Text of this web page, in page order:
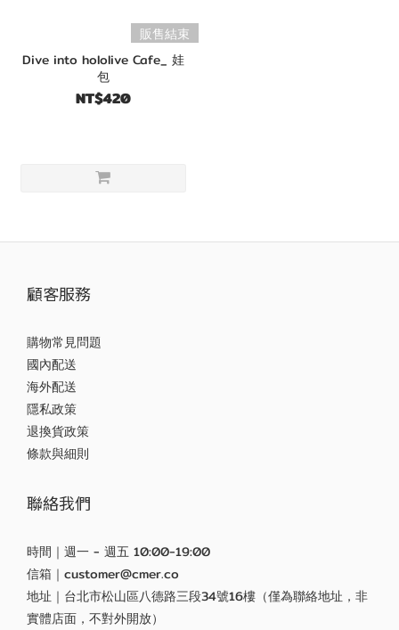
販售結束
Dive into hololive Cafe_ 娃
包
NT$420
顧客服務
購物常見問題
國內配送
海外配送
隱私政策
退換貨政策
條款與細則
聯絡我們
時間｜週一 - 週五 10:00-19:00
信箱｜customer@cmer.co
地址｜台北市松山區八德路三段34號16樓（僅為聯絡地址，非
實體店面，不對外開放）